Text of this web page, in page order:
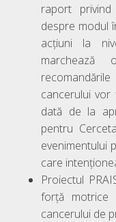
raport
despre modul
acțiuni la
marchează
cancerului vor
dată de la
pentru
evenimentului
care
Proiectul
forță motrice
cancerului de